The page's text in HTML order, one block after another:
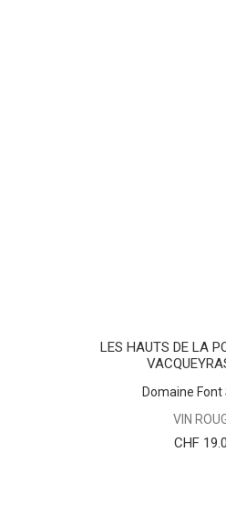
LES HAUTS DE LA
Domaine Font
VIN
CHF